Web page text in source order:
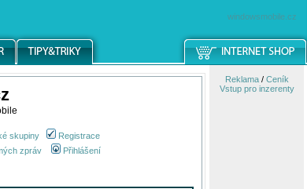
windowsmobile.cz
skupiny
Registrace
zpráv Přihlášení
Reklama/ Ceník
Vstup pro inzerenty